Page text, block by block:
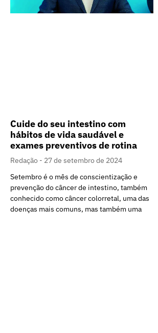
Cuide do seu intestino com
hábitos de vida saudável e
exames preventivos de rotina
Redação
27 de setembro de 2024
Setembro é o mês de conscientização e
prevenção do câncer de intestino, também
conhecido como câncer colorretal, uma das
doenças mais comuns, mas também uma